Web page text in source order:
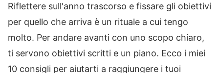
Riflettere sull'anno trascorso e fissare gli obiettivi
per quello che arriva è un rituale a cui tengo
molto. Per andare avanti con uno scopo chiaro,
ti servono obiettivi scritti e un piano. Ecco i miei
10 consigli per aiutarti a raggiungere i tuoi